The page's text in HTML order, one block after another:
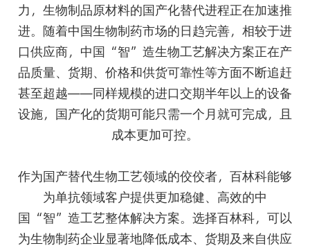
力，生物制品原材料的国产化替代进程正在加速推
进。随着中国生物制药市场的日趋完善，相较于进
口供应商，中国“智”造生物工艺解决方案正在产
品质量、货期、价格和供货可靠性等方面不断追赶
甚至超越——同样规模的进口交期半年以上的设备
设施，国产化的货期可能只需一个月就可完成，且
成本更加可控。
作为国产替代生物工艺领域的佼佼者，百林科能够
为单抗领域客户提供更加稳健、高效的中
国“智”造工艺整体解决方案。选择百林科，可以
为生物制药企业显著地降低成本、货期及来自供应